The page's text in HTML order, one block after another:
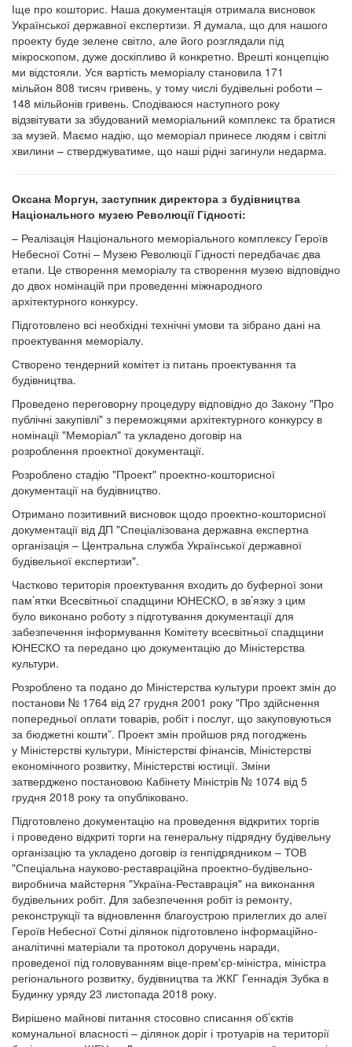
Іще про кошторис. Наша документація отримала висновок
Української державної експертизи. Я думала, що для нашого
проекту буде зелене світло, але його розглядали під
мікроскопом, дуже доскіпливо й конкретно. Врешті концепцію
ми відстояли. Уся вартість меморіалу становила 171
мільйон 808 тисяч гривень, у тому числі будівельні роботи –
148 мільйонів гривень. Сподіваюся наступного року
відзвітувати за збудований меморіальний комплекс та братися
за музей. Маємо надію, що меморіал принесе людям і світлі
хвилини – стверджуватиме, що наші рідні загинули недарма.
Оксана Моргун, заступник директора з будівництва
Національного музею Революції Гідності:
– Реалізація Національного меморіального комплексу Героїв
Небесної Сотні – Музею Революції Гідності передбачає два
етапи. Це створення меморіалу та створення музею відповідно
до двох номінацій при проведенні міжнародного
архітектурного конкурсу.
Підготовлено всі необхідні технічні умови та зібрано дані на
проектування меморіалу.
Створено тендерний комітет із питань проектування та
будівництва.
Проведено переговорну процедуру відповідно до Закону "Про
публічні закупівлі" з переможцями архітектурного конкурсу в
номінації "Меморіал" та укладено договір на
розроблення проектної документації.
Розроблено стадію "Проект" проектно-кошторисної
документації на будівництво.
Отримано позитивний висновок щодо проектно-кошторисної
документації від ДП "Спеціалізована державна експертна
організація – Центральна служба Української державної
будівельної експертизи".
Частково територія проектування входить до буферної зони
пам’ятки Всесвітньої спадщини ЮНЕСКO, в зв’язку з цим
було виконано роботу з підготування документації для
забезпечення інформування Комітету всесвітньої спадщини
ЮНЕСКО та передано цю документацію до Міністерства
культури.
Розроблено та подано до Міністерства культури проект змін до
постанови № 1764 від 27 грудня 2001 року "Про здійснення
попередньої оплати товарів, робіт і послуг, що закуповуються
за бюджетні кошти”. Проект змін пройшов ряд погоджень
у Міністерстві культури, Міністерстві фінансів, Міністерстві
економічного розвитку, Міністерстві юстиції. Зміни
затверджено постановою Кабінету Міністрів № 1074 від 5
грудня 2018 року та опубліковано.
Підготовлено документацію на проведення відкритих торгів
і проведено відкриті торги на генеральну підрядну будівельну
організацію та укладено договір із генпідрядником – ТОВ
"Спеціальна науково-реставраційна проектно-будівельно-
виробнича майстерня "Україна-Реставрація" на виконання
будівельних робіт. Для забезпечення робіт із ремонту,
реконструкції та відновлення благоустрою прилеглих до алеї
Героїв Небесної Сотні ділянок підготовлено інформаційно-
аналітичні матеріали та протокол доручень наради,
проведеної під головуванням віце-прем'єр-міністра, міністра
регіонального розвитку, будівництва та ЖКГ Геннадія Зубка в
Будинку уряду 23 листопада 2018 року.
Вирішено майнові питання стосовно списання об’єктів
комунальної власності – ділянок доріг і тротуарів на території